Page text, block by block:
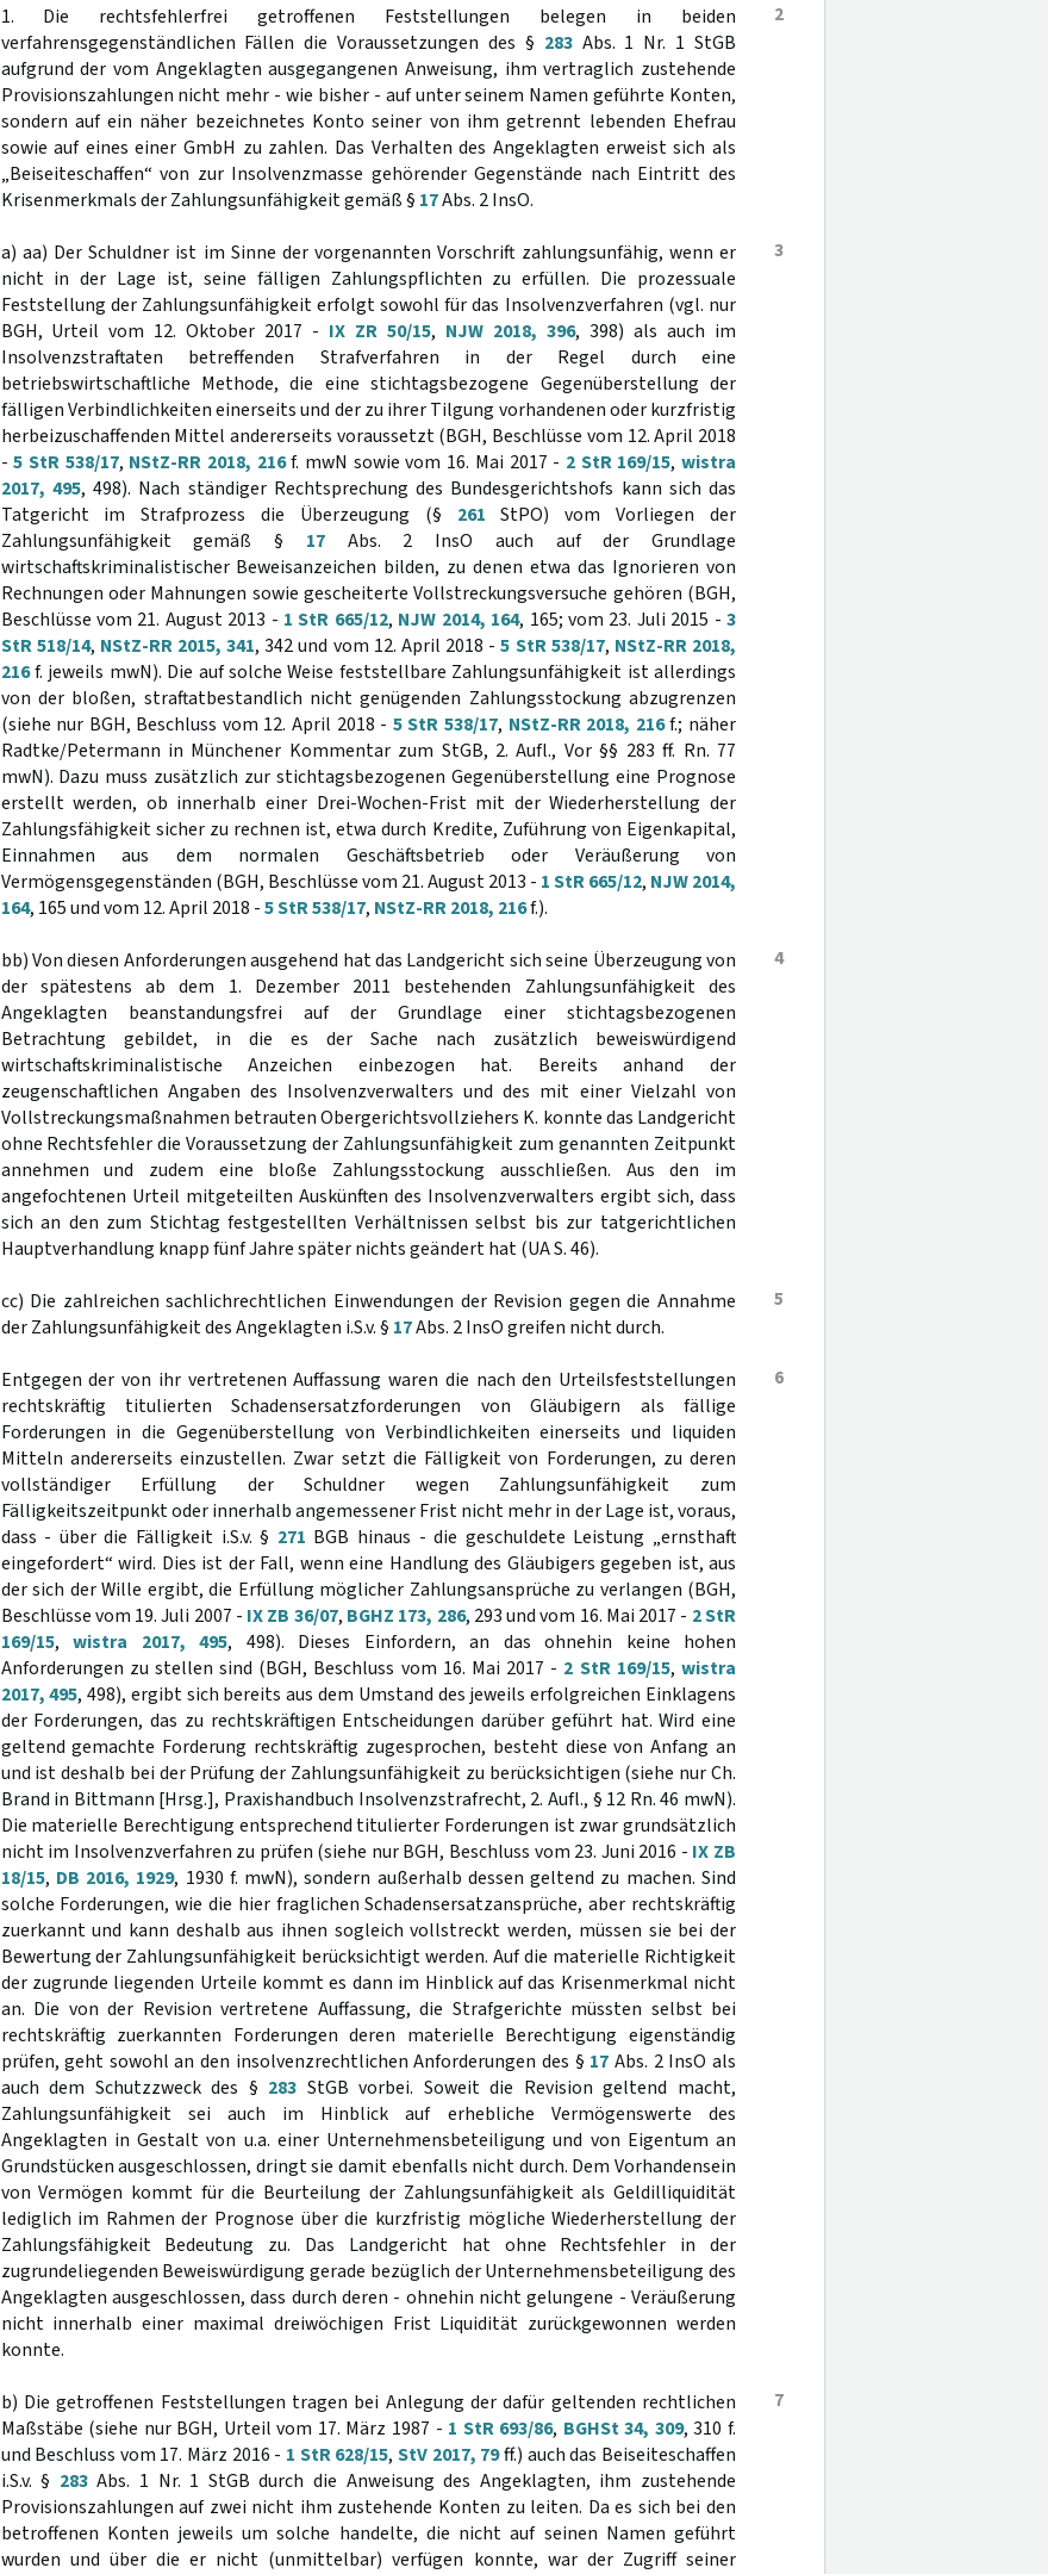
2
1. Die rechtsfehlerfrei getroffenen Feststellungen belegen in beiden
verfahrensgegenständlichen Fällen die Voraussetzungen des § 283Abs. 1 Nr. 1 StGB
aufgrund der vom Angeklagten ausgegangenen Anweisung, ihm vertraglich zustehende
Provisionszahlungen nicht mehr - wie bisher - auf unter seinem Namen geführte Konten,
sondern auf ein näher bezeichnetes Konto seiner von ihm getrennt lebenden Ehefrau
sowie auf eines einer GmbH zu zahlen. Das Verhalten des Angeklagten erweist sich als
„Beiseiteschaffen“ von zur Insolvenzmasse gehörender Gegenstände nach Eintritt des
Krisenmerkmals der Zahlungsunfähigkeit gemäß § 17Abs. 2 InsO.
3
a) aa) Der Schuldner ist im Sinne der vorgenannten Vorschrift zahlungsunfähig, wenn er
nicht in der Lage ist, seine fälligen Zahlungspflichten zu erfüllen. Die prozessuale
Feststellung der Zahlungsunfähigkeit erfolgt sowohl für das Insolvenzverfahren (vgl. nur
BGH, Urteil vom 12. Oktober 2017 - IX ZR 50/15, NJW 2018, 396, 398) als auch im
Insolvenzstraftaten betreffenden Strafverfahren in der Regel durch eine
betriebswirtschaftliche Methode, die eine stichtagsbezogene Gegenüberstellung der
fälligen Verbindlichkeiten einerseits und der zu ihrer Tilgung vorhandenen oder kurzfristig
herbeizuschaffenden Mittel andererseits voraussetzt (BGH, Beschlüsse vom 12. April 2018
-5 StR 538/17, NStZ-RR 2018, 216f. mwN sowie vom 16. Mai 2017 - 2 StR 169/15,wistra
2017, 495, 498). Nach ständiger Rechtsprechung des Bundesgerichtshofs kann sich das
Tatgericht im Strafprozess die Überzeugung (§ 261 StPO) vom Vorliegen der
Zahlungsunfähigkeit gemäß § 17Abs. 2 InsO auch auf der Grundlage
wirtschaftskriminalistischer Beweisanzeichen bilden, zu denen etwa das Ignorieren von
Rechnungen oder Mahnungen sowie gescheiterte Vollstreckungsversuche gehören (BGH,
Beschlüsse vom 21. August 2013 - 1 StR 665/12, NJW 2014, 164, 165; vom 23. Juli 2015 -3
StR 518/14, NStZ-RR 2015, 341, 342 und vom 12. April 2018 -5 StR 538/17, NStZ-RR 2018,
216f. jeweils mwN). Die auf solche Weise feststellbare Zahlungsunfähigkeit ist allerdings
von der bloßen, straftatbestandlich nicht genügenden Zahlungsstockung abzugrenzen
(siehe nur BGH, Beschluss vom 12. April 2018 - 5 StR 538/17, NStZ-RR 2018, 216f.; näher
Radtke/Petermann in Münchener Kommentar zum StGB, 2. Aufl., Vor §§ 283 ff. Rn. 77
mwN). Dazu muss zusätzlich zur stichtagsbezogenen Gegenüberstellung eine Prognose
erstellt werden, ob innerhalb einer Drei-Wochen-Frist mit der Wiederherstellung der
Zahlungsfähigkeit sicher zu rechnen ist, etwa durch Kredite, Zuführung von Eigenkapital,
Einnahmen aus dem normalen Geschäftsbetrieb oder Veräußerung von
Vermögensgegenständen (BGH, Beschlüsse vom 21. August 2013 - 1 StR 665/12, NJW 2014,
164, 165 und vom 12. April 2018 -5 StR 538/17, NStZ-RR 2018, 216f.).
4
bb) Von diesen Anforderungen ausgehend hat das Landgericht sich seine Überzeugung von
der spätestens ab dem 1. Dezember 2011 bestehenden Zahlungsunfähigkeit des
Angeklagten beanstandungsfrei auf der Grundlage einer stichtagsbezogenen
Betrachtung gebildet, in die es der Sache nach zusätzlich beweiswürdigend
wirtschaftskriminalistische Anzeichen einbezogen hat. Bereits anhand der
zeugenschaftlichen Angaben des Insolvenzverwalters und des mit einer Vielzahl von
Vollstreckungsmaßnahmen betrauten Obergerichtsvollziehers K. konnte das Landgericht
ohne Rechtsfehler die Voraussetzung der Zahlungsunfähigkeit zum genannten Zeitpunkt
annehmen und zudem eine bloße Zahlungsstockung ausschließen. Aus den im
angefochtenen Urteil mitgeteilten Auskünften des Insolvenzverwalters ergibt sich, dass
sich an den zum Stichtag festgestellten Verhältnissen selbst bis zur tatgerichtlichen
Hauptverhandlung knapp fünf Jahre später nichts geändert hat (UA S. 46).
5
cc) Die zahlreichen sachlichrechtlichen Einwendungen der Revision gegen die Annahme
der Zahlungsunfähigkeit des Angeklagten i.S.v. § 17Abs. 2 InsO greifen nicht durch.
6
Entgegen der von ihr vertretenen Auffassung waren die nach den Urteilsfeststellungen
rechtskräftig titulierten Schadensersatzforderungen von Gläubigern als fällige
Forderungen in die Gegenüberstellung von Verbindlichkeiten einerseits und liquiden
Mitteln andererseits einzustellen. Zwar setzt die Fälligkeit von Forderungen, zu deren
vollständiger Erfüllung der Schuldner wegen Zahlungsunfähigkeit zum
Fälligkeitszeitpunkt oder innerhalb angemessener Frist nicht mehr in der Lage ist, voraus,
dass - über die Fälligkeit i.S.v. § 271 BGB hinaus - die geschuldete Leistung „ernsthaft
eingefordert“ wird. Dies ist der Fall, wenn eine Handlung des Gläubigers gegeben ist, aus
der sich der Wille ergibt, die Erfüllung möglicher Zahlungsansprüche zu verlangen (BGH,
Beschlüsse vom 19. Juli 2007 - IX ZB 36/07, BGHZ 173, 286, 293 und vom 16. Mai 2017 - 2 StR
169/15, wistra 2017, 495, 498). Dieses Einfordern, an das ohnehin keine hohen
Anforderungen zu stellen sind (BGH, Beschluss vom 16. Mai 2017 - 2 StR 169/15,wistra
2017, 495, 498), ergibt sich bereits aus dem Umstand des jeweils erfolgreichen Einklagens
der Forderungen, das zu rechtskräftigen Entscheidungen darüber geführt hat. Wird eine
geltend gemachte Forderung rechtskräftig zugesprochen, besteht diese von Anfang an
und ist deshalb bei der Prüfung der Zahlungsunfähigkeit zu berücksichtigen (siehe nur Ch.
Brand in Bittmann [Hrsg.], Praxishandbuch Insolvenzstrafrecht, 2. Aufl., § 12 Rn. 46 mwN).
Die materielle Berechtigung entsprechend titulierter Forderungen ist zwar grundsätzlich
nicht im Insolvenzverfahren zu prüfen (siehe nur BGH, Beschluss vom 23. Juni 2016 - IX ZB
18/15, DB 2016, 1929, 1930 f. mwN), sondern außerhalb dessen geltend zu machen. Sind
solche Forderungen, wie die hier fraglichen Schadensersatzansprüche, aber rechtskräftig
zuerkannt und kann deshalb aus ihnen sogleich vollstreckt werden, müssen sie bei der
Bewertung der Zahlungsunfähigkeit berücksichtigt werden. Auf die materielle Richtigkeit
der zugrunde liegenden Urteile kommt es dann im Hinblick auf das Krisenmerkmal nicht
an. Die von der Revision vertretene Auffassung, die Strafgerichte müssten selbst bei
rechtskräftig zuerkannten Forderungen deren materielle Berechtigung eigenständig
prüfen, geht sowohl an den insolvenzrechtlichen Anforderungen des § 17 Abs. 2 InsO als
auch dem Schutzzweck des § 283 StGB vorbei. Soweit die Revision geltend macht,
Zahlungsunfähigkeit sei auch im Hinblick auf erhebliche Vermögenswerte des
Angeklagten in Gestalt von u.a. einer Unternehmensbeteiligung und von Eigentum an
Grundstücken ausgeschlossen, dringt sie damit ebenfalls nicht durch. Dem Vorhandensein
von Vermögen kommt für die Beurteilung der Zahlungsunfähigkeit als Geldilliquidität
lediglich im Rahmen der Prognose über die kurzfristig mögliche Wiederherstellung der
Zahlungsfähigkeit Bedeutung zu. Das Landgericht hat ohne Rechtsfehler in der
zugrundeliegenden Beweiswürdigung gerade bezüglich der Unternehmensbeteiligung des
Angeklagten ausgeschlossen, dass durch deren - ohnehin nicht gelungene - Veräußerung
nicht innerhalb einer maximal dreiwöchigen Frist Liquidität zurückgewonnen werden
konnte.
7
b) Die getroffenen Feststellungen tragen bei Anlegung der dafür geltenden rechtlichen
Maßstäbe (siehe nur BGH, Urteil vom 17. März 1987 - 1 StR 693/86, BGHSt 34, 309, 310 f.
und Beschluss vom 17. März 2016 - 1 StR 628/15,StV 2017, 79ff.) auch das Beiseiteschaffen
i.S.v. § 283Abs. 1 Nr. 1 StGB durch die Anweisung des Angeklagten, ihm zustehende
Provisionszahlungen auf zwei nicht ihm zustehende Konten zu leiten. Da es sich bei den
betroffenen Konten jeweils um solche handelte, die nicht auf seinen Namen geführt
wurden und über die er nicht (unmittelbar) verfügen konnte, war der Zugriff seiner